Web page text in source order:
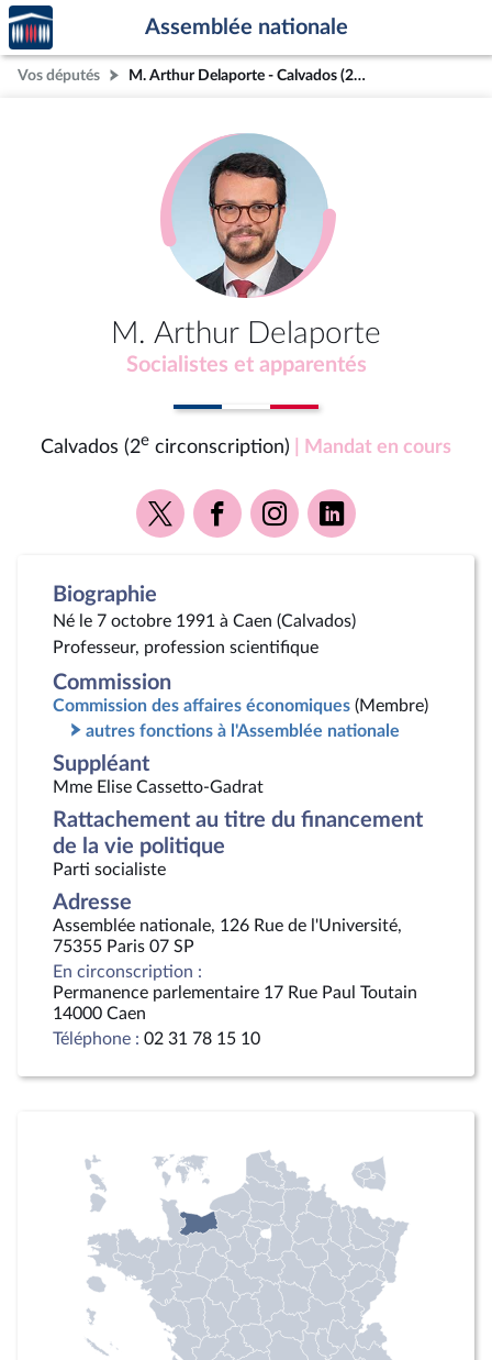
Aller au contenu
Aller en bas de la page
Accèder
à la
page
d'accueil
Assemblée nationale
Vos députés M. Arthur Delaporte - Calvados (2e circonscription)
M. Arthur Delaporte
Socialistes et apparentés
Calvados (2e circonscription) | Mandat en cours
Voir
la
Voir
la
Voir
la
Voir
la
Biographie
Né le 7 octobre 1991 à Caen (Calvados)
Professeur, profession scientifique
Commission
Commission des affaires économiques (Membre)
autres fonctions à l'Assemblée nationale
Suppléant
Mme Elise Cassetto-Gadrat
Rattachement au titre du financement
de la vie politique
Parti socialiste
Adresse
Assemblée nationale, 126 Rue de l'Université,
75355 Paris 07 SP
En circonscription :
Permanence parlementaire 17 Rue Paul Toutain
14000 Caen
Téléphone : 02 31 78 15 10